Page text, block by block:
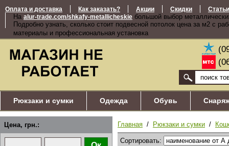
Оплата и доставка Как заказать? Акции Скидки Статьи
На alur-trade.com/shkafy-metallicheskie большой выбор
Подробно узнать, сколько стоит подвесной потолок цена за м2 с
материалы и профессиональная установка
Рюкзаки и сумки Одежда Обувь
Цена, грн.: Главная / Рюкзаки и сумки /
Сортировать: